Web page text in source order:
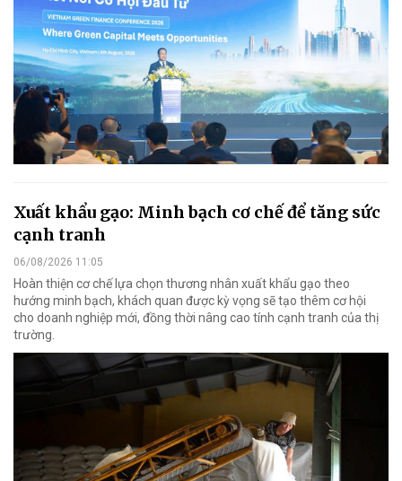
Xuất khẩu gạo: Minh bạch cơ chế để tăng sức
cạnh tranh
06/08/2026 11:05
Hoàn thiện cơ chế lựa chọn thương nhân xuất khẩu gạo theo
hướng minh bạch, khách quan được kỳ vọng sẽ tạo thêm cơ hội
cho doanh nghiệp mới, đồng thời nâng cao tính cạnh tranh của thị
trường.